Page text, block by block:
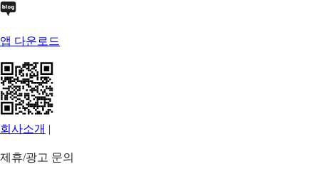
앱 다운로드
회사소개 |
제휴/광고 문의